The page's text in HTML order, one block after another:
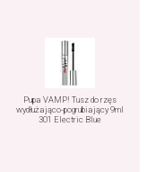
Pupa VAMP! Tusz do rzęs
wydłużająco-pogrubiający 9ml
301 Electric Blue